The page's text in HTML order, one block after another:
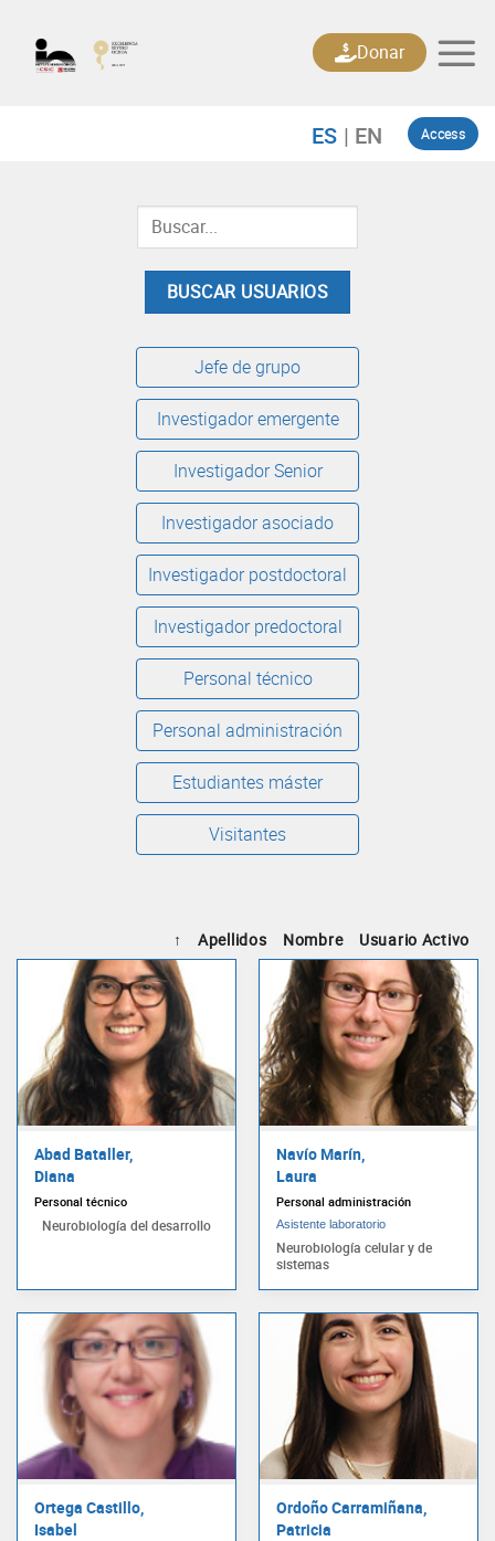
content
Access
Donar
Jefe de grupo
Investigador emergente
Investigador Senior
Investigador asociado
Investigador postdoctoral
Investigador predoctoral
Personal técnico
Personal administración
Estudiantes máster
Visitantes
↑ Apellidos Nombre Usuario Activo
Abad Bataller,
Diana
Personal técnico
Neurobiología del desarrollo
Navío Marín,
Laura
Personal administración
Asistente laboratorio
Neurobiología celular y de
sistemas
Ortega Castillo,
Isabel
Ordoño Carramiñana,
Patricia